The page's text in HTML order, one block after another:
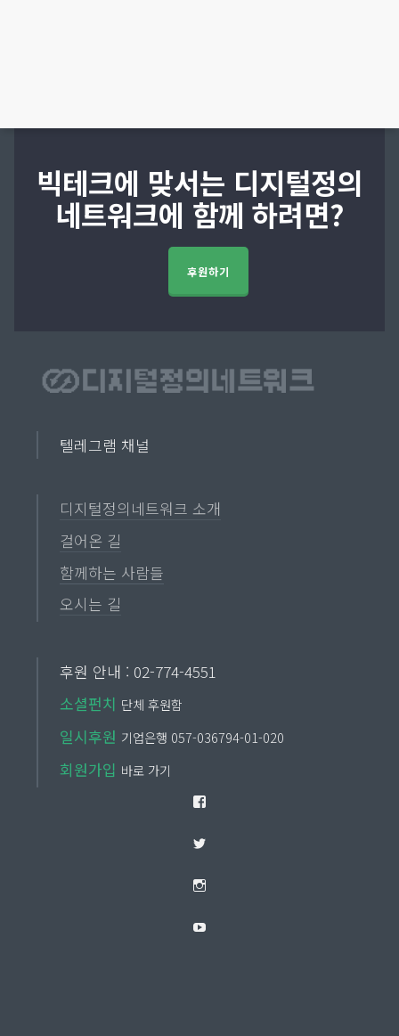
빅테크에 맞서는 디지털정의
네트워크에 함께 하려면?
후원하기
텔레그램 채널
디지털정의네트워크 소개
걸어온 길
함께하는 사람들
오시는 길
후원 안내 : 02-774-4551
소셜펀치 단체 후원함
일시후원 기업은행 057-036794-01-020
회원가입 바로 가기
Facebook
Twitter
Instagram
YouTube